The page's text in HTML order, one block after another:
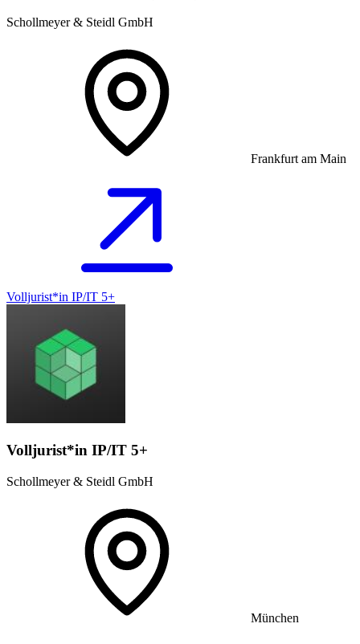
Schollmeyer & Steidl GmbH
Frankfurt am Main
Volljurist*in IP/IT 5+
Volljurist*in IP/IT 5+
Schollmeyer & Steidl GmbH
München